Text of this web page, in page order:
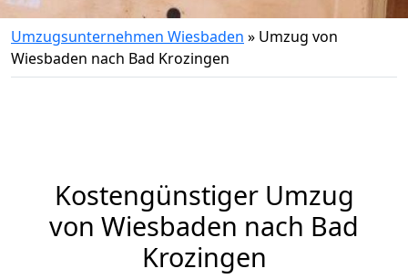
Umzugsunternehmen Wiesbaden » Umzug von
Wiesbaden nach Bad Krozingen
Kostengünstiger Umzug
von Wiesbaden nach Bad
Krozingen